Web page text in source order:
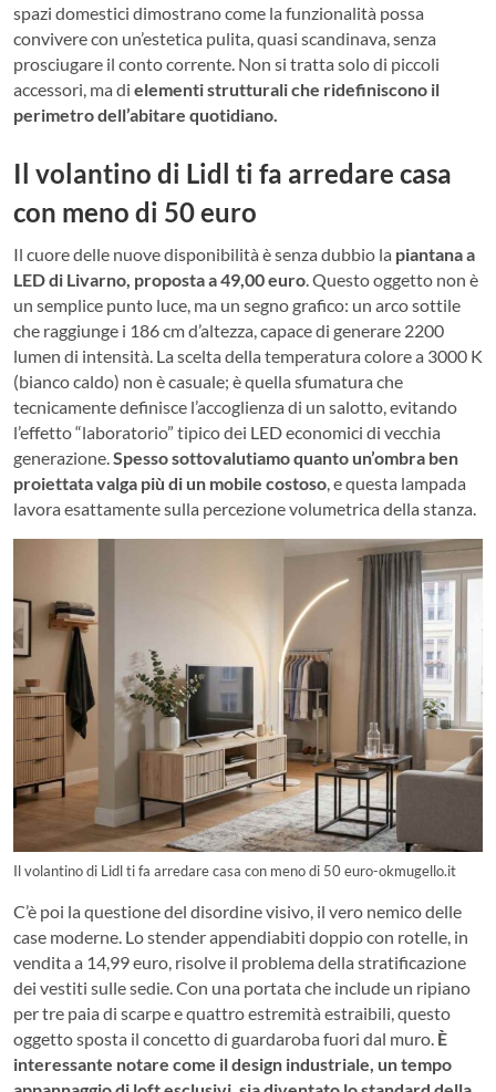
spazi domestici dimostrano come la funzionalità possa
convivere con un’estetica pulita, quasi scandinava, senza
prosciugare il conto corrente. Non si tratta solo di piccoli
accessori, ma di elementi strutturali che ridefiniscono il
perimetro dell’abitare quotidiano.
Il volantino di Lidl ti fa arredare casa
con meno di 50 euro
Il cuore delle nuove disponibilità è senza dubbio la piantana a
LED di Livarno, proposta a 49,00 euro. Questo oggetto non è
un semplice punto luce, ma un segno grafico: un arco sottile
che raggiunge i 186 cm d’altezza, capace di generare 2200
lumen di intensità. La scelta della temperatura colore a 3000 K
(bianco caldo) non è casuale; è quella sfumatura che
tecnicamente definisce l’accoglienza di un salotto, evitando
l’effetto “laboratorio” tipico dei LED economici di vecchia
generazione.Spesso sottovalutiamo quanto un’ombra ben
proiettata valga più di un mobile costoso, e questa lampada
lavora esattamente sulla percezione volumetrica della stanza.
Il volantino di Lidl ti fa arredare casa con meno di 50 euro-okmugello.it
C’è poi la questione del disordine visivo, il vero nemico delle
case moderne. Lo stender appendiabiti doppio con rotelle, in
vendita a 14,99 euro, risolve il problema della stratificazione
dei vestiti sulle sedie. Con una portata che include un ripiano
per tre paia di scarpe e quattro estremità estraibili, questo
oggetto sposta il concetto di guardaroba fuori dal muro. È
interessante notare come il design industriale, un tempo